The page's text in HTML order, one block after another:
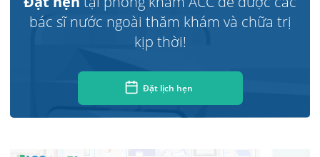
bác sĩ nước ngoài thăm khám và chữa trị
kịp thời!
Đặt lịch hẹn